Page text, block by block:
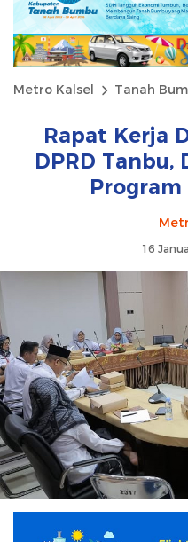
Metro Kalsel Tanah
Rapat Kerja
DPRD Tanbu,
16